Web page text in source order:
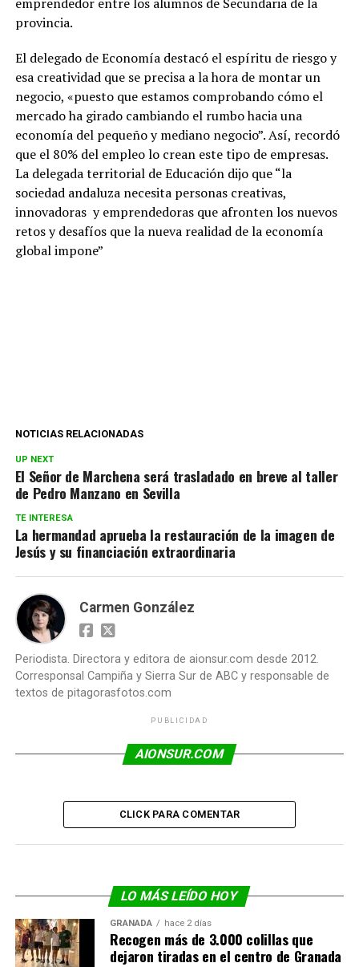
provincia.
El delegado de Economía destacó el espíritu de riesgo y
esa creatividad que se precisa a la hora de montar un
negocio, «puesto que estamos comprobando cómo el
mercado ha girado cambiando el rumbo hacia una
economía del pequeño y mediano negocio”. Así, recordó
que el 80% del empleo lo crean este tipo de empresas.
La delegada territorial de Educación dijo que “la
sociedad andaluza necesita personas creativas,
innovadoras y emprendedoras que afronten los nuevos
retos y desafíos que la nueva realidad de la economía
global impone”
NOTICIAS RELACIONADAS
UP NEXT
El Señor de Marchena será trasladado en breve al taller
de Pedro Manzano en Sevilla
TE INTERESA
La hermandad aprueba la restauración de la imagen de
Jesús y su financiación extraordinaria
Carmen González
Periodista. Directora y editora de aionsur.com desde 2012.
Corresponsal Campiña y Sierra Sur de ABC y responsable de
textos de pitagorasfotos.com
PUBLICIDAD
AIONSUR.COM
CLICK PARA COMENTAR
LO MÁS LEÍDO HOY
GRANADA hace 2 días
Recogen más de 3.000 colillas que
dejaron tiradas en el centro de Granada